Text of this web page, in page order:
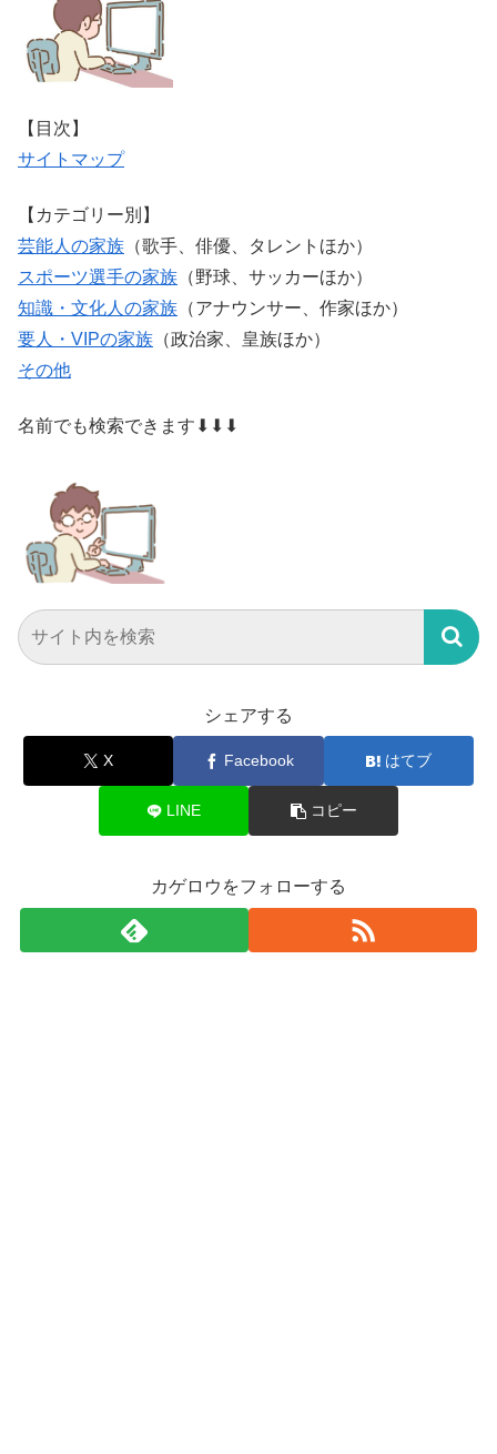
【目次】
サイトマップ
【カテゴリー別】
芸能人の家族 （歌手、俳優、タレントほか）
スポーツ選手の家族 （野球、サッカーほか）
知識・文化人の家族 （アナウンサー、作家ほか）
要人・VIPの家族 （政治家、皇族ほか）
その他
名前でも検索できます⬇⬇⬇
シェアする
X Facebook はてブ
LINE コピー
カゲロウをフォローする